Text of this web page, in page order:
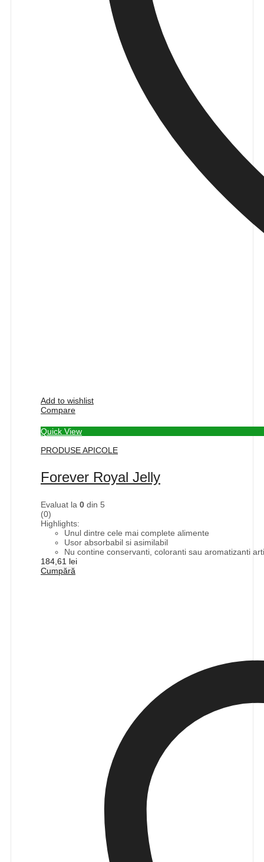
Add to wishlist
Compare
Quick View
PRODUSE APICOLE
Forever Royal Jelly
Evaluat la 0 din 5
(0)
Highlights:
Unul dintre cele mai complete alimente
Usor absorbabil si asimilabil
Nu contine conservanti, coloranti sau aromatizanti
184,61 lei
Cumpără